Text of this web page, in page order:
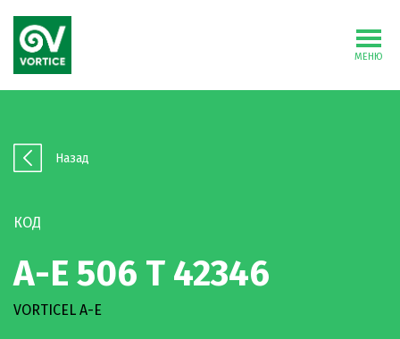
МЕНЮ
Назад
КОД
A-E 506 T 42346
VORTICEL A-E